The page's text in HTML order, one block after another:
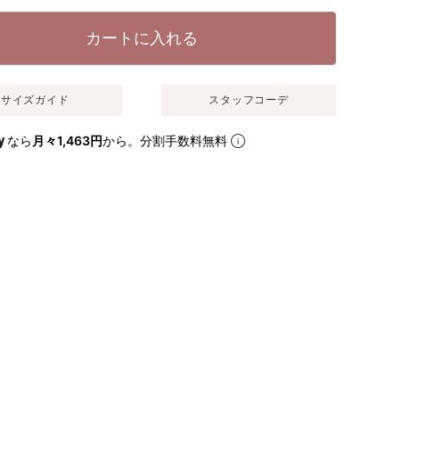
カートに入れる
サイズガイド スタッフコーデ
なら 月々1,463円から。分割手数料無料